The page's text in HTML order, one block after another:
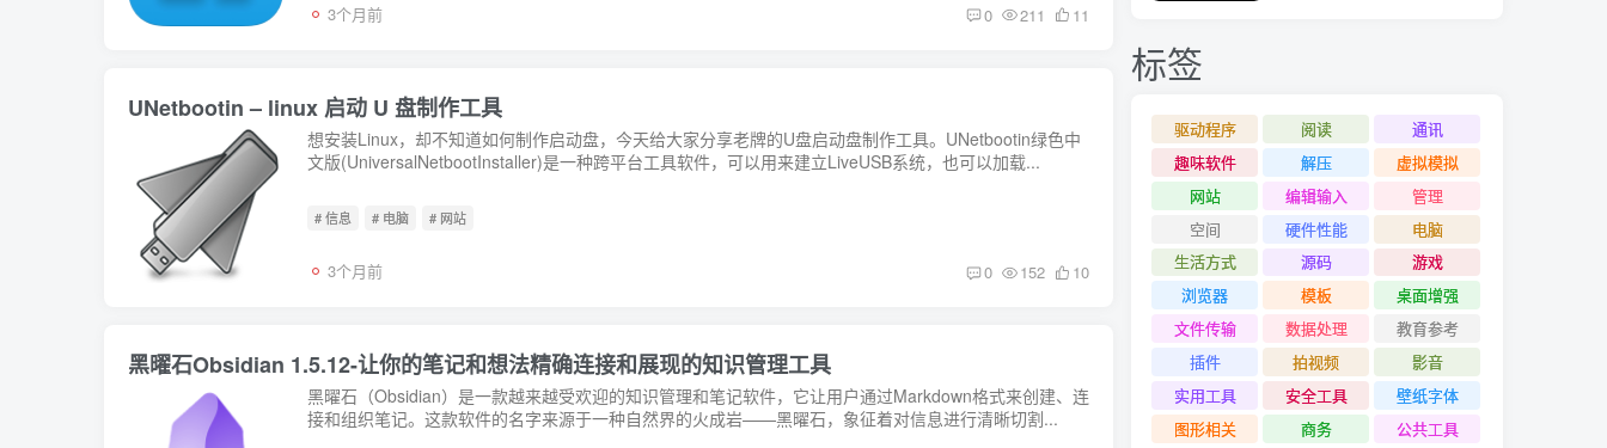
3个月前 0 211 11
UNetbootin – linux 启动 U 盘制作工具
想安装Linux，却不知道如何制作启动盘，今天给大家分享老牌的U盘启动盘制作工具。UNetbootin绿色中
文版(UniversalNetbootInstaller)是一种跨平台工具软件，可以用来建立LiveUSB系统，也可以加载...
# 信息 # 电脑 # 网站
3个月前 0 152 10
黑曜石Obsidian 1.5.12-让你的笔记和想法精确连接和展现的知识管理工具
黑曜石（Obsidian）是一款越来越受欢迎的知识管理和笔记软件，它让用户通过Markdown格式来创建、连
接和组织笔记。这款软件的名字来源于一种自然界的火成岩——黑曜石，象征着对信息进行清晰切割...
标签
驱动程序 阅读
通讯
趣味软件
解压
虚拟模拟
网站
编辑输入
管理
空间
硬件性能
电脑
生活方式
源码
游戏
浏览器
模板
桌面增强
文件传输
数据处理
教育参考
插件
拍视频
影音
实用工具
安全工具
壁纸字体
图形相关
商务
公共工具